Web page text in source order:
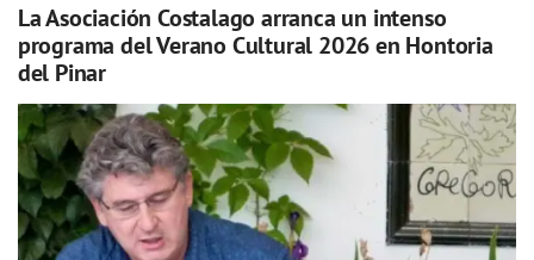
La Asociación Costalago arranca un intenso
programa del Verano Cultural 2026 en Hontoria
del Pinar